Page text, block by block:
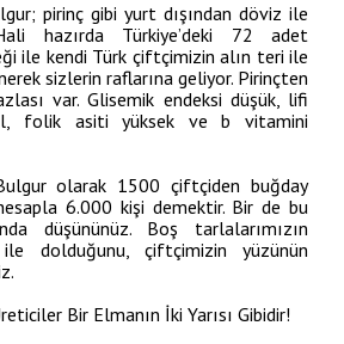
pirinç gibi yurt dışından döviz ile
hazırda Türkiye’deki 72 adet
ile kendi Türk çiftçimizin alın teri ile
sizlerin raflarına geliyor. Pirinçten
var. Glisemik endeksi düşük, lifi
folik asiti yüksek ve b vitamini
olarak 1500 çiftçiden buğday
6.000 kişi demektir. Bir de bu
düşününüz. Boş tarlalarımızın
ile dolduğunu, çiftçimizin yüzünün
Bir Elmanın İki Yarısı Gibidir!